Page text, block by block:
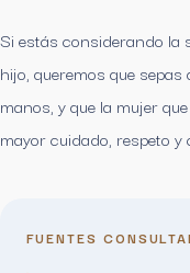
Si estás considerando la
hijo, queremos que
manos, y que la mujer
mayor cuidado, respeto y
FUENTES